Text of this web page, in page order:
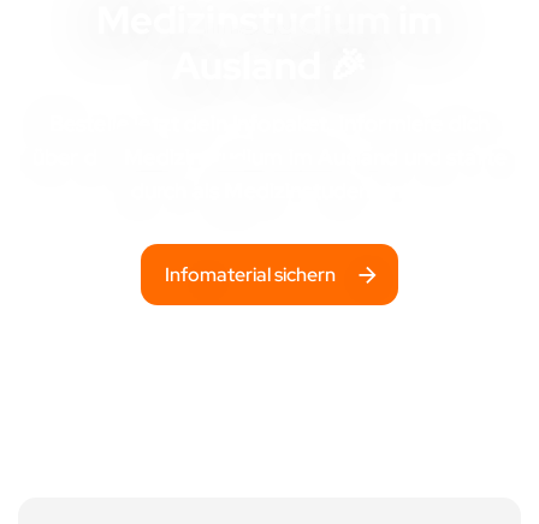
Infomaterial sichern